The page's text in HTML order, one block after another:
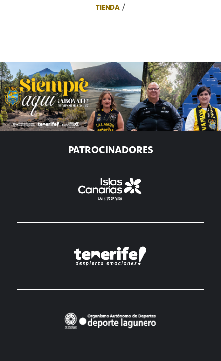
TIENDA
PATROCINADORES